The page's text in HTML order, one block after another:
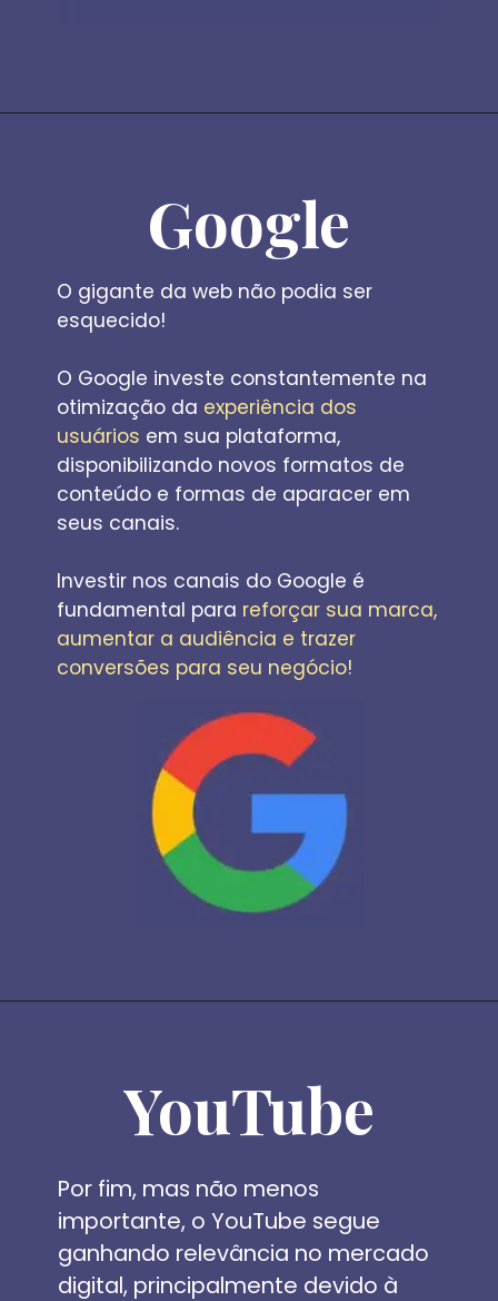
O gigante da web não podia ser
esquecido!
O Google investe constantemente na
otimização da experiência dos
usuários em sua plataforma,
disponibilizando novos formatos de
conteúdo e formas de aparacer em
seus canais.
Investir nos canais do Google é
fundamental para reforçar sua marca,
aumentar a audiência e trazer
conversões para seu negócio!
Google
Por fim, mas não menos
importante, o YouTube segue
ganhando relevância no mercado
YouTube